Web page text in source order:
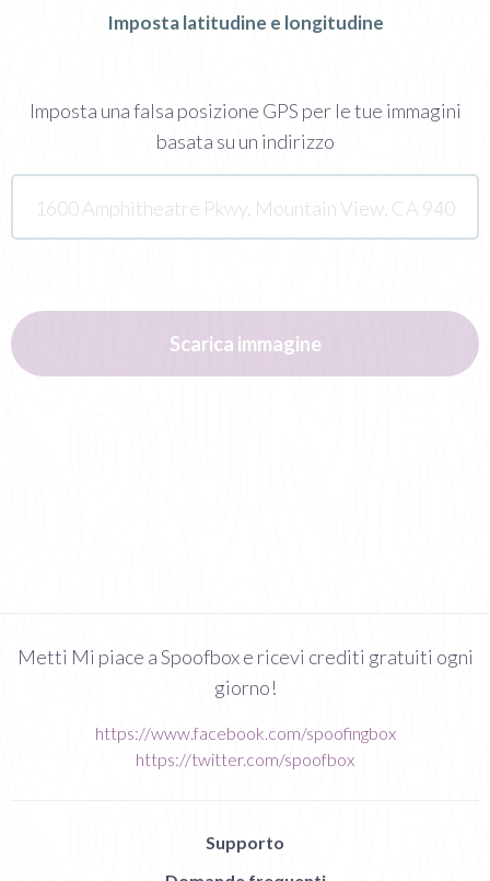
Imposta latitudine e longitudine
Imposta una falsa posizione GPS per le tue immagini
basata su un indirizzo
Scarica immagine
Metti Mi piace a Spoofbox e ricevi crediti gratuiti ogni
giorno!
https://www.facebook.com/spoofingbox
https://twitter.com/spoofbox
Supporto